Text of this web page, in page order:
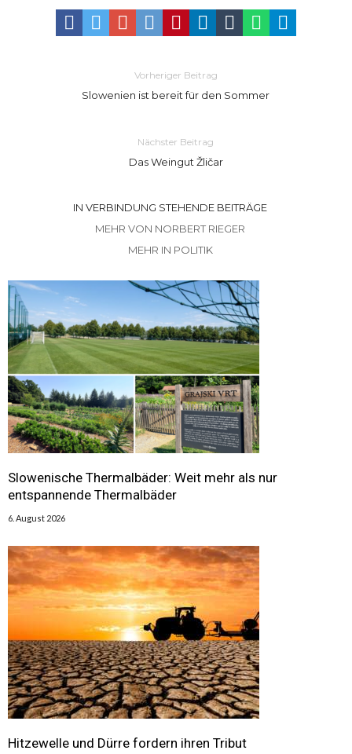
Vorheriger Beitrag
Slowenien ist bereit für den Sommer
Nächster Beitrag
Das Weingut Žličar
IN VERBINDUNG STEHENDE BEITRÄGE
MEHR VON NORBERT RIEGER
MEHR IN POLITIK
Slowenische Thermalbäder: Weit mehr als nur
entspannende Thermalbäder
6. August 2026
Hitzewelle und Dürre fordern ihren Tribut